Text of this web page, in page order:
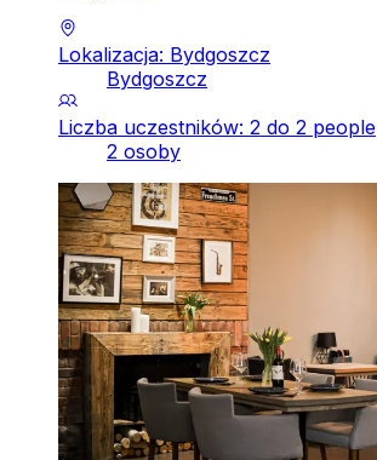
Lokalizacja: Bydgoszcz
Bydgoszcz
Liczba uczestników: 2 do 2 people
2 osoby